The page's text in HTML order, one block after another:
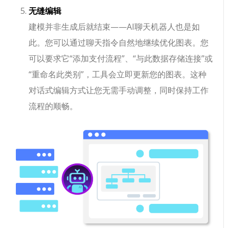
无缝编辑
建模并非生成后就结束——AI聊天机器人也是如
此。您可以通过聊天指令自然地继续优化图表。您
可以要求它“添加支付流程”、“与此数据存储连接”或
“重命名此类别”，工具会立即更新您的图表。这种
对话式编辑方式让您无需手动调整，同时保持工作
流程的顺畅。